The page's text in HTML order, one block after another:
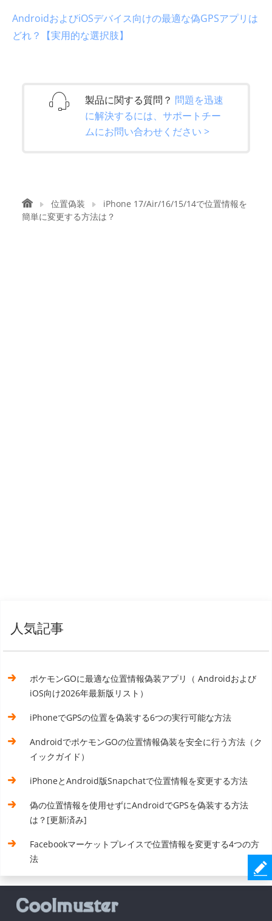
AndroidおよびiOSデバイス向けの最適な偽GPSアプリは
どれ？【実用的な選択肢】
製品に関する質問？ 問題を迅速
に解決するには、サポートチー
ムにお問い合わせください >
位置偽装
iPhone 17/Air/16/15/14で位置情報を
簡単に変更する方法は？
人気記事
ポケモンGOに最適な位置情報偽装アプリ（ Androidおよび
iOS向け2026年最新版リスト）
iPhoneでGPSの位置を偽装する6つの実行可能な方法
AndroidでポケモンGOの位置情報偽装を安全に行う方法（ク
イックガイド）
iPhoneとAndroid版Snapchatで位置情報を変更する方法
偽の位置情報を使用せずにAndroidでGPSを偽装する方法
は？[更新済み]
Facebookマーケットプレイスで位置情報を変更する4つの方
法